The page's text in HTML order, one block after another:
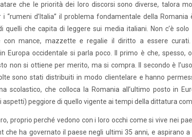
che le priorità dei loro discorsi sono diverse, talora
d’Italia” il problema fondamentale della Romania
che capita di leggere sui media italiani. Non c’è
con mance, mazzette e regalie il diritto a essere
Europa occidentale si parla poco. Il primo è che, spesso,
non si ottiene per merito, ma si compra. Il secondo è
sono stati distribuiti in modo clientelare e hanno
scolastico, che colloca la Romania all’ultimo posto in
peggiore di quello vigente ai tempi della dittatura
proprio perché vedono con i loro occhi come si vive nei
che ha governato il paese negli ultimi 35 anni, e aspirano